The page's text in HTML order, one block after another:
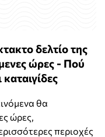
δελτίο της
ώρες - Πού
θα
ώρες,
περιοχές